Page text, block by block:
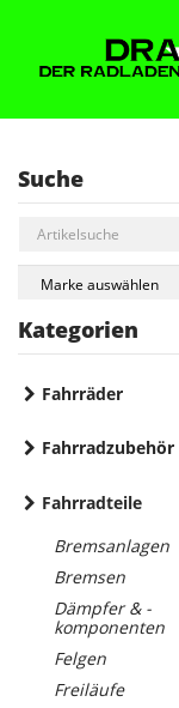
Suche
Kategorien
Fahrräder
Fahrradzubehör
Fahrradteile
Bremsanlagen
Bremsen
Dämpfer & -
komponenten
Felgen
Freiläufe